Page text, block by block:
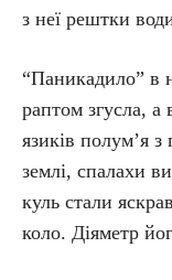
з неї рештки
“Паникадило” в
раптом згусла, а
язиків полум’я
землі, спалахи
куль стали
коло. Діяметр